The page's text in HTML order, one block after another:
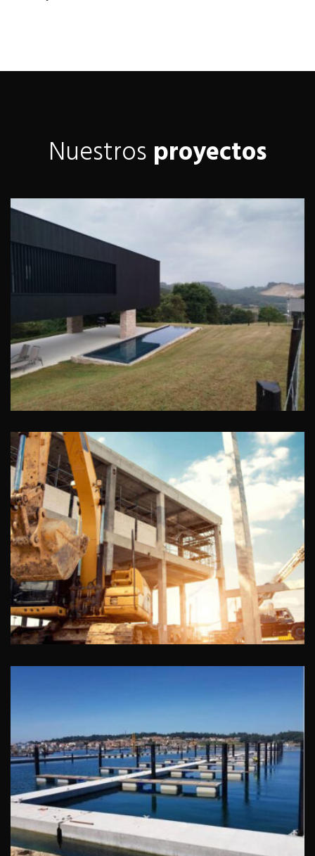
Nuestros proyectos
Proveedores de ferralla y
estructuras de hormigón para casas
en Cantabria
Productos prefabricados de
hormigón en Vizcaya
Flotadores de hormigón para puerto
en Galicia